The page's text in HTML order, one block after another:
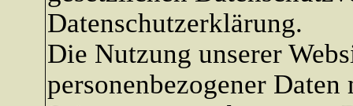
Datenschutzerklärung.
Die Nutzung unserer
personenbezogener